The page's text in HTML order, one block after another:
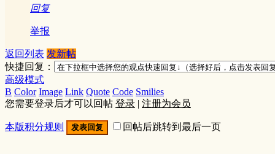
回复
举报
返回列表 发新帖
快捷回复：
高级模式
B Color Image Link Quote Code Smilies
您需要登录后才可以回帖 登录 | 注册为会员
本版积分规则 发表回复 回帖后跳转到最后一页